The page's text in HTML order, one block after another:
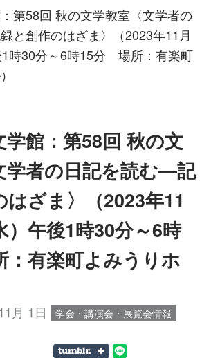
第58回 秋の文学教室〈文学者の
と創作のはざま〉（2023年11月
時30分～6時15分 場所：有楽町
学館：第58回 秋の文
学者の日記を読む―記
はざま〉（2023年11
）午後1時30分～6時
有楽町よみうりホ
月 1日 学会・講演会・展覧会情報